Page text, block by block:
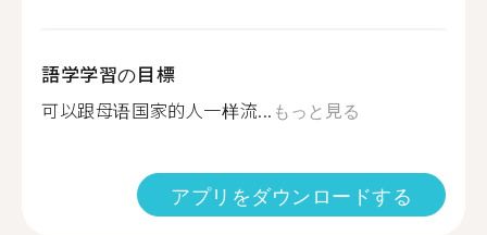
語学学習の目標
可以跟母语国家的人一样流... もっと見る
アプリをダウンロードする